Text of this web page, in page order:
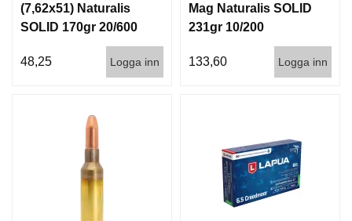
(7,62x51) Naturalis
SOLID 170gr 20/600
48,25 Logga inn
Mag Naturalis SOLID
231gr 10/200
133,60 Logga inn